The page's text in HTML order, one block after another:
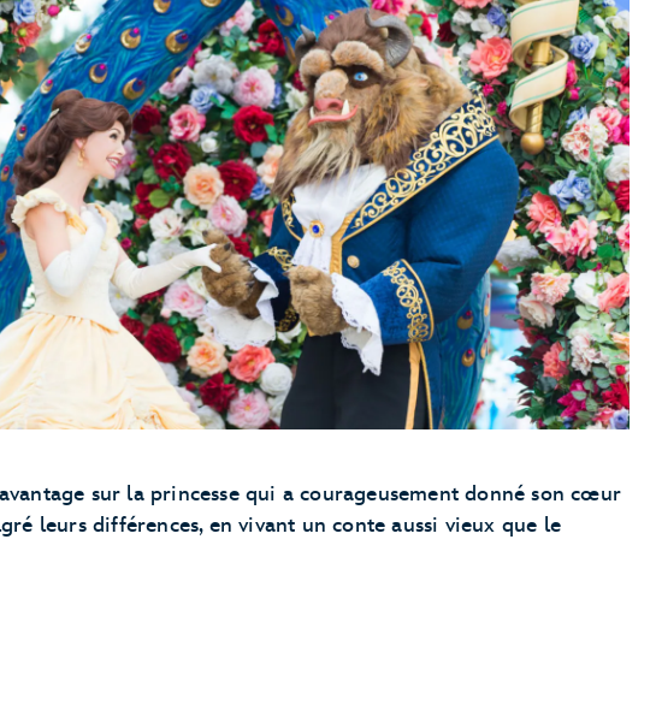
Neige
La Belle et la Bête
Enchanted Tales with Belle
La
Petite Sirène
Under the Sea ~ Journey of The Little Mermaid
La Belle et la Bête
Beauty and the Beast Sing-Along
Disney Festival of Fantasy Parade
sur la princesse qui a courageusement donné son cœur
leurs différences, en vivant un conte aussi vieux que le